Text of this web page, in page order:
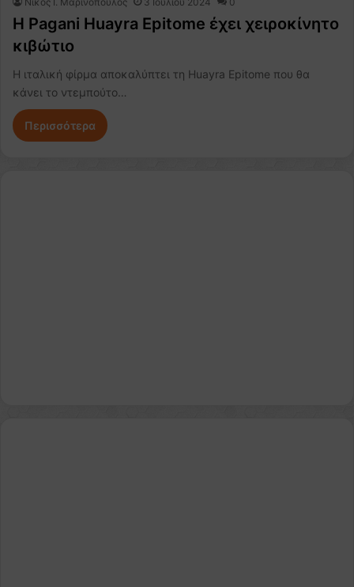
H Pagani Huayra Epitome έχει χειροκίνητο
κιβώτιο
Η ιταλική φίρμα αποκαλύπτει τη Huayra Epitome που θα
κάνει το ντεμπούτο…
Περισσότερα